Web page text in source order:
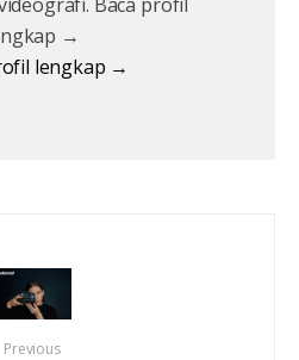
→
lengkap →
Previous